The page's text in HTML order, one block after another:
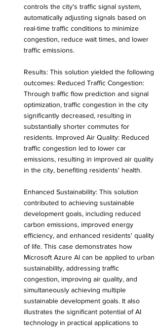
controls the city's traffic signal system,
automatically adjusting signals based on
real-time traffic conditions to minimize
congestion, reduce wait times, and lower
traffic emissions.
Results: This solution yielded the following
outcomes: Reduced Traffic Congestion:
Through traffic flow prediction and signal
optimization, traffic congestion in the city
significantly decreased, resulting in
substantially shorter commutes for
residents. Improved Air Quality: Reduced
traffic congestion led to lower car
emissions, resulting in improved air quality
in the city, benefiting residents' health.
Enhanced Sustainability: This solution
contributed to achieving sustainable
development goals, including reduced
carbon emissions, improved energy
efficiency, and enhanced residents' quality
of life. This case demonstrates how
Microsoft Azure AI can be applied to urban
sustainability, addressing traffic
congestion, improving air quality, and
simultaneously achieving multiple
sustainable development goals. It also
illustrates the significant potential of AI
technology in practical applications to